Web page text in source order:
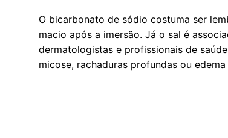
O bicarbonato de sódio costuma ser
macio após a imersão. Já o sal é
dermatologistas e profissionais de
micose, rachaduras profundas ou